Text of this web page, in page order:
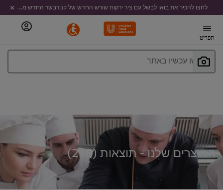
לחצו להכיר את בואו לבשל עם ציר ירקות שורש החדש של קנורבשר החדש מבית קנור
תפריט
חפשו עכשיו באתר
המוצרים שלנו - תוצאות (218
)